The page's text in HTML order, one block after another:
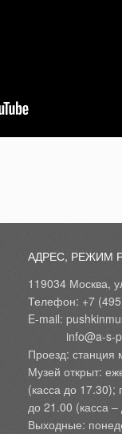
АДРЕС, РЕЖИМ
119034 Москва,
Телефон: +7
E-mail:
Проезд: станция
Музей открыт:
(касса до 17.30);
до 21.00 (касса
Выходные: